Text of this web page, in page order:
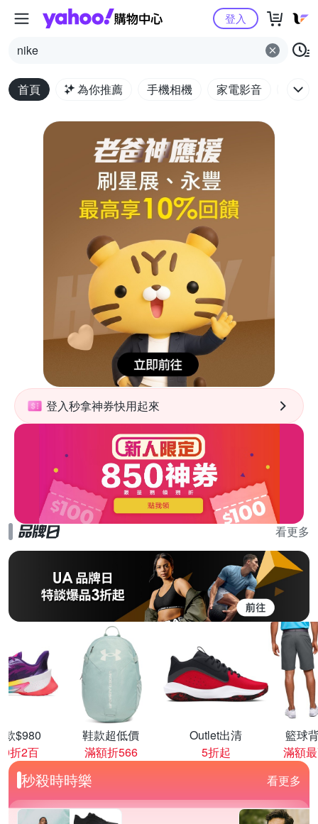
Yahoo購物中心
nike
登入
首頁 為你推薦 手機相機 家電影音 電腦
登入秒拿神券快用起來
看更多
款$980
折2百
鞋款超低價
滿額折566
Outlet出清
5折起
籃球
滿額
秒殺時時樂 看更多